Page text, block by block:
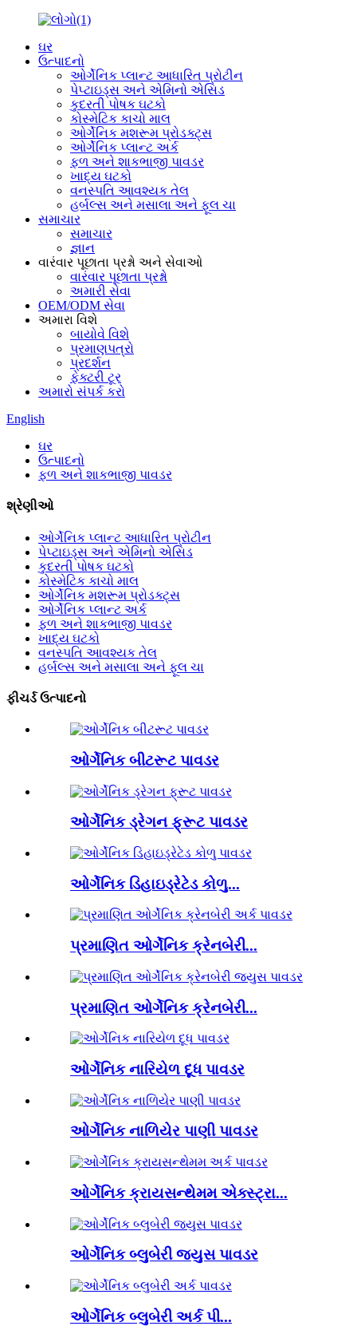
ઘર
ઉત્પાદનો
ઓર્ગેનિક પ્લાન્ટ આધારિત પ્રોટીન
પેપ્ટાઇડ્સ અને એમિનો એસિડ
કુદરતી પોષક ઘટકો
કોસ્મેટિક કાચો માલ
ઓર્ગેનિક મશરૂમ પ્રોડક્ટ્સ
ઓર્ગેનિક પ્લાન્ટ અર્ક
ફળ અને શાકભાજી પાવડર
ખાદ્ય ઘટકો
વનસ્પતિ આવશ્યક તેલ
હર્બલ્સ અને મસાલા અને ફૂલ ચા
સમાચાર
સમાચાર
જ્ઞાન
વારંવાર પૂછાતા પ્રશ્નો અને સેવાઓ
વારંવાર પૂછાતા પ્રશ્નો
અમારી સેવા
OEM/ODM સેવા
અમારા વિશે
બાયોવે વિશે
પ્રમાણપત્રો
પ્રદર્શન
ફેક્ટરી ટૂર
અમારો સંપર્ક કરો
English
ઘર
ઉત્પાદનો
ફળ અને શાકભાજી પાવડર
શ્રેણીઓ
ઓર્ગેનિક પ્લાન્ટ આધારિત પ્રોટીન
પેપ્ટાઇડ્સ અને એમિનો એસિડ
કુદરતી પોષક ઘટકો
કોસ્મેટિક કાચો માલ
ઓર્ગેનિક મશરૂમ પ્રોડક્ટ્સ
ઓર્ગેનિક પ્લાન્ટ અર્ક
ફળ અને શાકભાજી પાવડર
ખાદ્ય ઘટકો
વનસ્પતિ આવશ્યક તેલ
હર્બલ્સ અને મસાલા અને ફૂલ ચા
ફીચર્ડ ઉત્પાદનો
ઓર્ગેનિક બીટરૂટ પાવડર
ઓર્ગેનિક ડ્રેગન ફ્રૂટ પાવડર
ઓર્ગેનિક ડિહાઇડ્રેટેડ કોળુ...
પ્રમાણિત ઓર્ગેનિક ક્રેનબેરી...
પ્રમાણિત ઓર્ગેનિક ક્રેનબેરી...
ઓર્ગેનિક નારિયેળ દૂધ પાવડર
ઓર્ગેનિક નાળિયેર પાણી પાવડર
ઓર્ગેનિક ક્રાયસન્થેમમ એક્સ્ટ્રા...
ઓર્ગેનિક બ્લુબેરી જ્યુસ પાવડર
ઓર્ગેનિક બ્લુબેરી અર્ક પી...